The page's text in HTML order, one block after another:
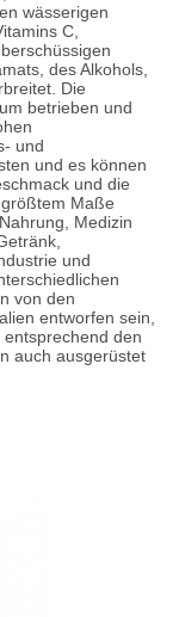
wässerigen
C,
des Alkohols,
Die
betrieben und
und
und es können
und die
Maße
Medizin
und
von den
entworfen sein,
den
auch ausgerüstet